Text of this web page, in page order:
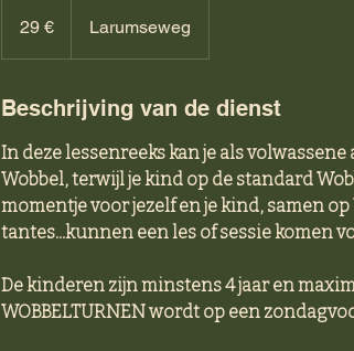
29 € Larumseweg
Beschrijving van de dienst
In deze lessenreeks kan je als
Wobbel, terwijl je kind op de standard
momentje voor jezelf en je kind, samen
tantes...kunnen een les of sessie komen
De kinderen zijn minstens 4 jaar en
WOBBELTURNEN wordt op een